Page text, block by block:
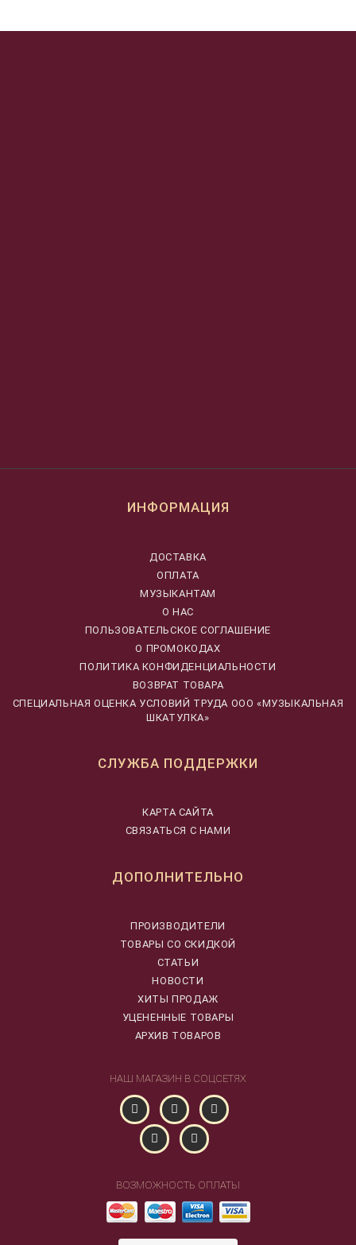
ИНФОРМАЦИЯ
ДОСТАВКА
ОПЛАТА
МУЗЫКАНТАМ
О НАС
ПОЛЬЗОВАТЕЛЬСКОЕ СОГЛАШЕНИЕ
О ПРОМОКОДАХ
ПОЛИТИКА КОНФИДЕНЦИАЛЬНОСТИ
ВОЗВРАТ ТОВАРА
CПЕЦИАЛЬНАЯ ОЦЕНКА УСЛОВИЙ ТРУДА ООО «МУЗЫКАЛЬНАЯ
ШКАТУЛКА»
СЛУЖБА ПОДДЕРЖКИ
КАРТА САЙТА
СВЯЗАТЬСЯ С НАМИ
ДОПОЛНИТЕЛЬНО
ПРОИЗВОДИТЕЛИ
ТОВАРЫ СО СКИДКОЙ
СТАТЬИ
НОВОСТИ
ХИТЫ ПРОДАЖ
УЦЕНЕННЫЕ ТОВАРЫ
АРХИВ ТОВАРОВ
НАШ МАГАЗИН В СОЦСЕТЯХ
ВОЗМОЖНОСТЬ ОПЛАТЫ